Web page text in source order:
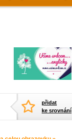
přidat
ke srovnání